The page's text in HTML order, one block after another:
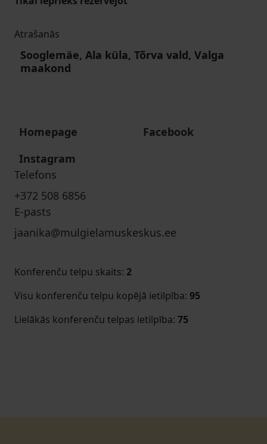
Atrašanās
Sooglemäe, Ala küla, Tõrva vald, Valga
maakond
Homepage
Facebook
Instagram
Telefons
+372 508 6856
E-pasts
jaanika@mulgielamuskeskus.ee
Konferenču telpu skaits: 2
Visu konferenču telpu kopējā ietilpība: 95
Lielākās konferenču telpas ietilpība: 75